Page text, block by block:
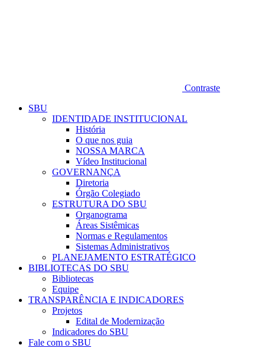
Contraste
SBU
IDENTIDADE INSTITUCIONAL
História
O que nos guia
NOSSA MARCA
Vídeo Institucional
GOVERNANÇA
Diretoria
Órgão Colegiado
ESTRUTURA DO SBU
Organograma
Áreas Sistêmicas
Normas e Regulamentos
Sistemas Administrativos
PLANEJAMENTO ESTRATÉGICO
BIBLIOTECAS DO SBU
Bibliotecas
Equipe
TRANSPARÊNCIA E INDICADORES
Projetos
Edital de Modernização
Indicadores do SBU
Fale com o SBU